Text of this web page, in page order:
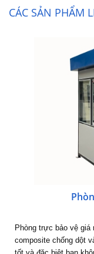
CÁC SẢN PHẨM
Phòng trực bảo vệ giá
composite chống dột